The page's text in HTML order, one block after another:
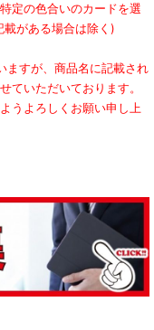
定の色合いのカードを選
がある場合は除く)
ますが、商品名に記載され
ていただいております。
うよろしくお願い申し上